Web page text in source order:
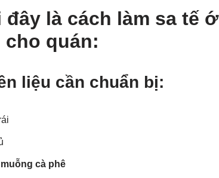
đây là cách làm sa tế
cho quán:
liệu cần chuẩn bị:
cà phê